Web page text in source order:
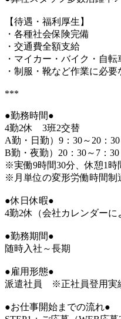
【待遇・福利厚生】
・各種社会保険完備
・交通費全額支給
・マイカー・バイク・自転
・制服・靴など作業に必
***
●勤務時間●
4勤2休 3班2交替
A勤・日勤）9：30～20
B勤・夜勤）20：30～7：30
※実働9時間30分、休憩1時
※月単位の変形労働時間制
●休日休暇●
4勤2休（会社カレンダーに
●勤務期間●
随時入社～長期
●雇用形態●
派遣社員 ※正社員登用実
●お仕事開始までの流れ●